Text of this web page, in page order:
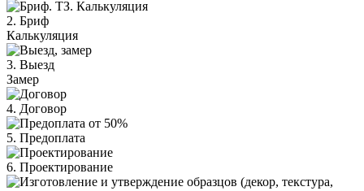
2. Бриф
Калькуляция
3. Выезд
Замер
4. Договор
5. Предоплата
6. Проектирование